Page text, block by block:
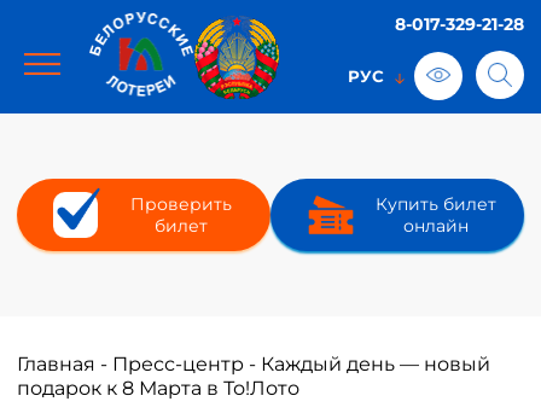
8-017-329-21-28
Проверить
билет
Купить билет
онлайн
Главная - Пресс-центр - Каждый день — новый
подарок к 8 Марта в То!Лото